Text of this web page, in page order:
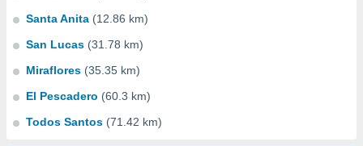
Santa Anita (12.86 km)
San Lucas (31.78 km)
Miraflores (35.35 km)
El Pescadero (60.3 km)
Todos Santos (71.42 km)